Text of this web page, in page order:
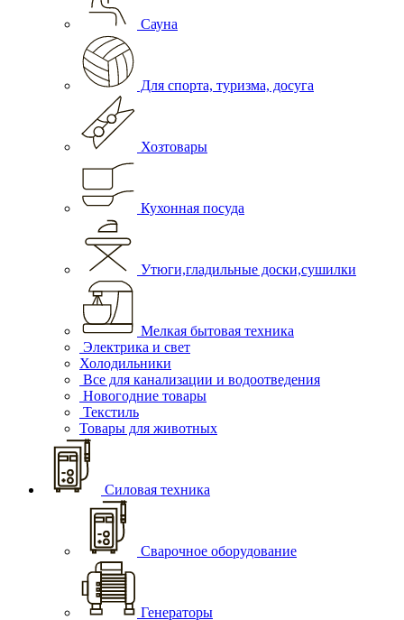
Сауна
Для спорта, туризма, досуга
Хозтовары
Кухонная посуда
Утюги,гладильные доски,сушилки
Мелкая бытовая техника
Электрика и свет
Холодильники
Все для канализации и водоотведения
Новогодние товары
Текстиль
Товары для животных
Силовая техника
Сварочное оборудование
Генераторы